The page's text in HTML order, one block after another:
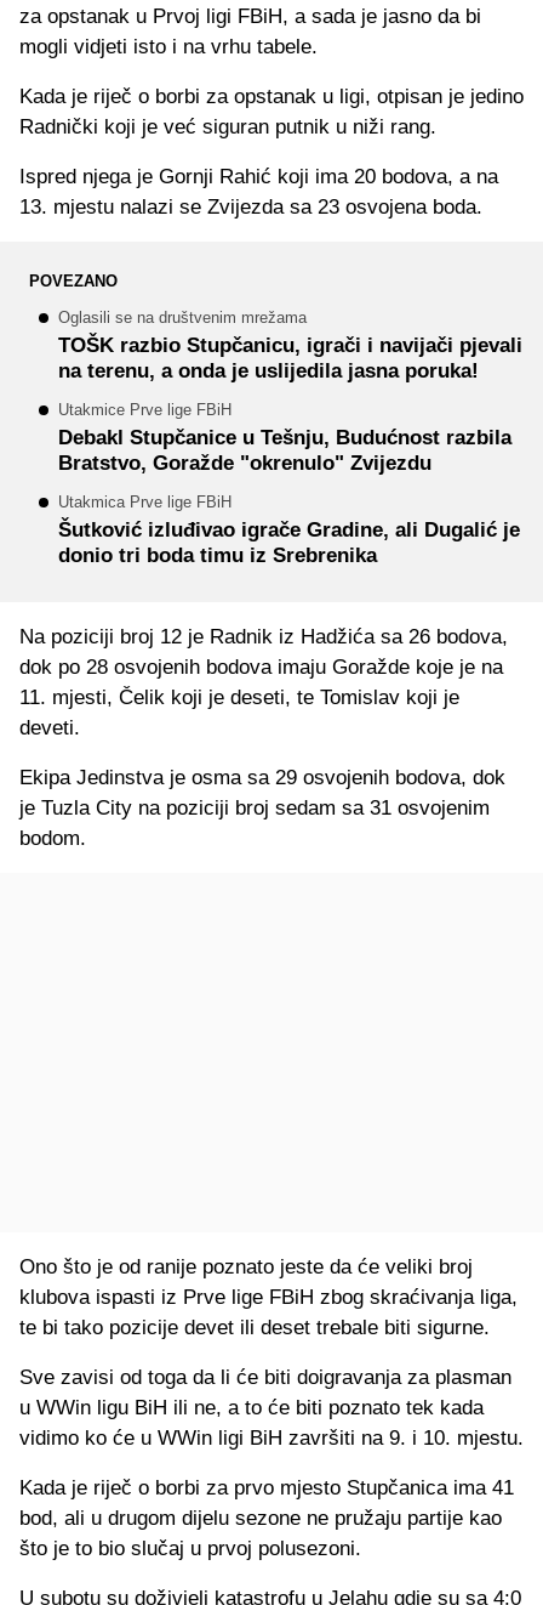
za opstanak u Prvoj ligi FBiH, a sada je jasno da bi
mogli vidjeti isto i na vrhu tabele.
Kada je riječ o borbi za opstanak u ligi, otpisan je jedino
Radnički koji je već siguran putnik u niži rang.
Ispred njega je Gornji Rahić koji ima 20 bodova, a na
13. mjestu nalazi se Zvijezda sa 23 osvojena boda.
POVEZANO
Oglasili se na društvenim mrežama
TOŠK razbio Stupčanicu, igrači i navijači pjevali
na terenu, a onda je uslijedila jasna poruka!
Utakmice Prve lige FBiH
Debakl Stupčanice u Tešnju, Budućnost razbila
Bratstvo, Goražde "okrenulo" Zvijezdu
Utakmica Prve lige FBiH
Šutković izluđivao igrače Gradine, ali Dugalić je
donio tri boda timu iz Srebrenika
Na poziciji broj 12 je Radnik iz Hadžića sa 26 bodova,
dok po 28 osvojenih bodova imaju Goražde koje je na
11. mjesti, Čelik koji je deseti, te Tomislav koji je
deveti.
Ekipa Jedinstva je osma sa 29 osvojenih bodova, dok
je Tuzla City na poziciji broj sedam sa 31 osvojenim
bodom.
Ono što je od ranije poznato jeste da će veliki broj
klubova ispasti iz Prve lige FBiH zbog skraćivanja liga,
te bi tako pozicije devet ili deset trebale biti sigurne.
Sve zavisi od toga da li će biti doigravanja za plasman
u WWin ligu BiH ili ne, a to će biti poznato tek kada
vidimo ko će u WWin ligi BiH završiti na 9. i 10. mjestu.
Kada je riječ o borbi za prvo mjesto Stupčanica ima 41
bod, ali u drugom dijelu sezone ne pružaju partije kao
što je to bio slučaj u prvoj polusezoni.
U subotu su doživjeli katastrofu u Jelahu gdje su sa 4:0